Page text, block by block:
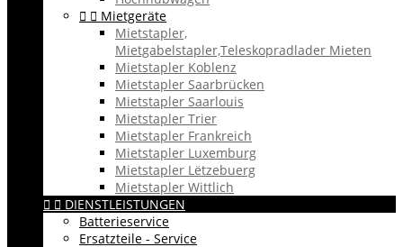
  Mietgeräte
Mietstapler,
Mietgabelstapler,Teleskopradlader Mieten
Mietstapler Koblenz
Mietstapler Saarbrücken
Mietstapler Saarlouis
Mietstapler Trier
Mietstapler Frankreich
Mietstapler Luxemburg
Mietstapler Lëtzebuerg
Mietstapler Wittlich
  DIENSTLEISTUNGEN
Batterieservice
Ersatzteile - Service